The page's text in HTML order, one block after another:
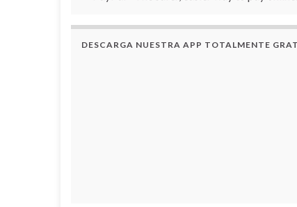
DESCARGA NUESTRA APP TOTALMENTE